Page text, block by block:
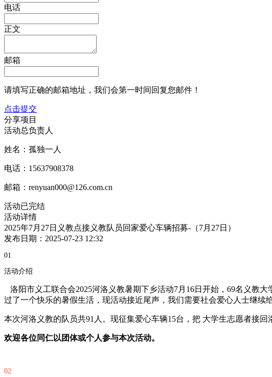
电话
正文
邮箱
请填写正确的邮箱地址，我们会第一时间回复您邮件！
点击提交
分享项目
活动总负责人
姓名：孤独一人
电话：15637908378
邮箱：renyuan000@126.com.cn
活动已完结
活动详情
2025年7月27日义教点接义教队员回家爱心车辆招募-（7月27日）
发布日期：2025-07-23 12:32
01
活动介绍
洛阳市义工联合会2025河洛义教暑期下乡活动7月16日开始，69名义教
过了一个快乐的暑假生活，现活动接近尾声，我们需要社会爱心人士继续
本次河洛义教的队员共91人。现征集爱心车辆15台，把 大学生志愿者接回
欢迎各位同仁以团体或个人参与本次活动。
02